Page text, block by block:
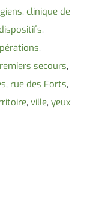
, clinique de
dispositifs,
,
secours,
, rue des Forts,
, ville, yeux